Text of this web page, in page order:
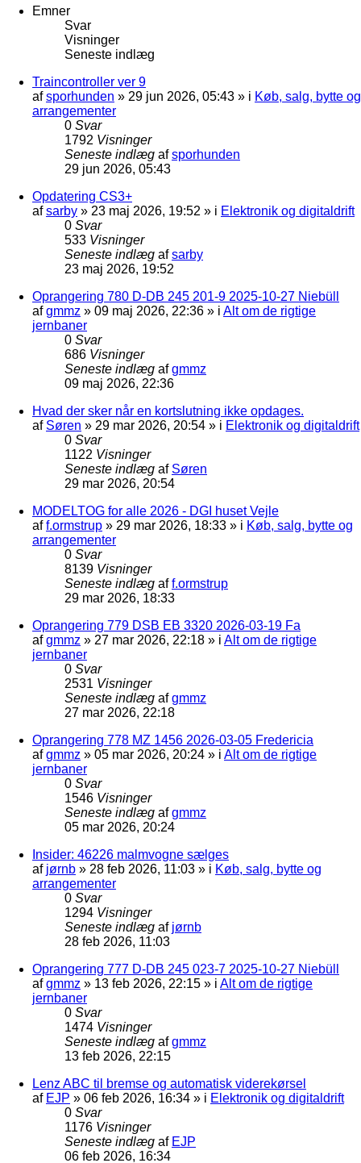
Emner
Svar
Visninger
Seneste indlæg
Traincontroller ver 9
afsporhunden » 29 jun 2026, 05:43 » i Køb, salg, bytte og
arrangementer
0 Svar
1792 Visninger
Seneste indlæg afsporhunden
29 jun 2026, 05:43
Opdatering CS3+
afsarby » 23 maj 2026, 19:52 » i Elektronik og digitaldrift
0 Svar
533 Visninger
Seneste indlæg afsarby
23 maj 2026, 19:52
Oprangering 780 D-DB 245 201-9 2025-10-27 Niebüll
afgmmz » 09 maj 2026, 22:36 » i Alt om de rigtige
jernbaner
0 Svar
686 Visninger
Seneste indlæg afgmmz
09 maj 2026, 22:36
Hvad der sker når en kortslutning ikke opdages.
af Søren » 29 mar 2026, 20:54 » i Elektronik og digitaldrift
0 Svar
1122 Visninger
Seneste indlæg af Søren
29 mar 2026, 20:54
MODELTOG for alle 2026 - DGI huset Vejle
aff.ormstrup » 29 mar 2026, 18:33 » i Køb, salg, bytte og
arrangementer
0 Svar
8139 Visninger
Seneste indlæg aff.ormstrup
29 mar 2026, 18:33
Oprangering 779 DSB EB 3320 2026-03-19 Fa
afgmmz » 27 mar 2026, 22:18 » i Alt om de rigtige
jernbaner
0 Svar
2531 Visninger
Seneste indlæg afgmmz
27 mar 2026, 22:18
Oprangering 778 MZ 1456 2026-03-05 Fredericia
afgmmz » 05 mar 2026, 20:24 » i Alt om de rigtige
jernbaner
0 Svar
1546 Visninger
Seneste indlæg afgmmz
05 mar 2026, 20:24
Insider: 46226 malmvogne sælges
af jørnb » 28 feb 2026, 11:03 » i Køb, salg, bytte og
arrangementer
0 Svar
1294 Visninger
Seneste indlæg af jørnb
28 feb 2026, 11:03
Oprangering 777 D-DB 245 023-7 2025-10-27 Niebüll
afgmmz » 13 feb 2026, 22:15 » i Alt om de rigtige
jernbaner
0 Svar
1474 Visninger
Seneste indlæg afgmmz
13 feb 2026, 22:15
Lenz ABC til bremse og automatisk viderekørsel
af EJP » 06 feb 2026, 16:34 » i Elektronik og digitaldrift
0 Svar
1176 Visninger
Seneste indlæg af EJP
06 feb 2026, 16:34